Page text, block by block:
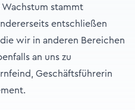
Wachstum stammt
entschließen
wir in anderen Bereichen
an uns zu
Geschäftsführerin